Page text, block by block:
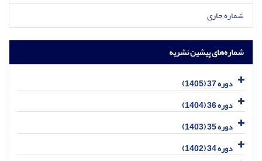
شماره جاری
شماره‌های پیشین نشریه
دوره 37 (1405)
دوره 36 (1404)
دوره 35 (1403)
دوره 34 (1402)